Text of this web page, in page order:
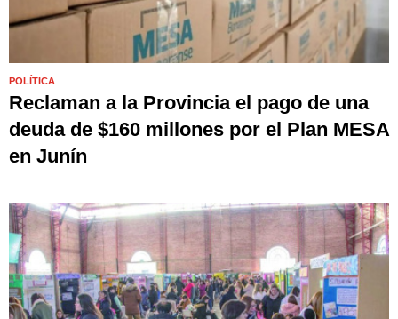
POLÍTICA
Reclaman a la Provincia el pago de una
deuda de $160 millones por el Plan MESA
en Junín